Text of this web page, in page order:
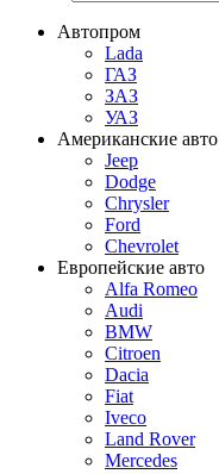
Автопром
Lada
ГАЗ
ЗАЗ
УАЗ
Американские авто
Jeep
Dodge
Chrysler
Ford
Chevrolet
Европейские авто
Alfa Romeo
Audi
BMW
Citroen
Dacia
Fiat
Iveco
Land Rover
Mercedes